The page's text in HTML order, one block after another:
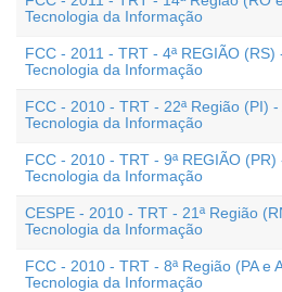
Tecnologia da Informação
FCC - 2011 - TRT - 4ª REGIÃO
Tecnologia da Informação
FCC - 2010 - TRT - 22ª Região (PI)
Tecnologia da Informação
FCC - 2010 - TRT - 9ª REGIÃO
Tecnologia da Informação
CESPE - 2010 - TRT - 21ª Região
Tecnologia da Informação
FCC - 2010 - TRT - 8ª Região (PA e
Tecnologia da Informação